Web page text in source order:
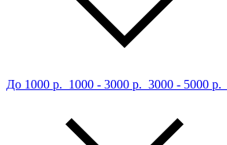
До 1000 р. 1000 - 3000 р. 3000 - 5000 р.